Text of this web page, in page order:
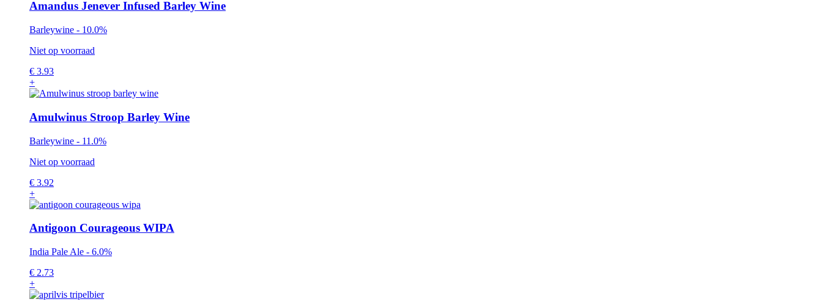
Amandus Jenever Infused Barley Wine
Barleywine - 10.0%
Niet op voorraad
€ 3.93
+
Amulwinus Stroop Barley Wine
Barleywine - 11.0%
Niet op voorraad
€ 3.92
+
Antigoon Courageous WIPA
India Pale Ale - 6.0%
€ 2.73
+